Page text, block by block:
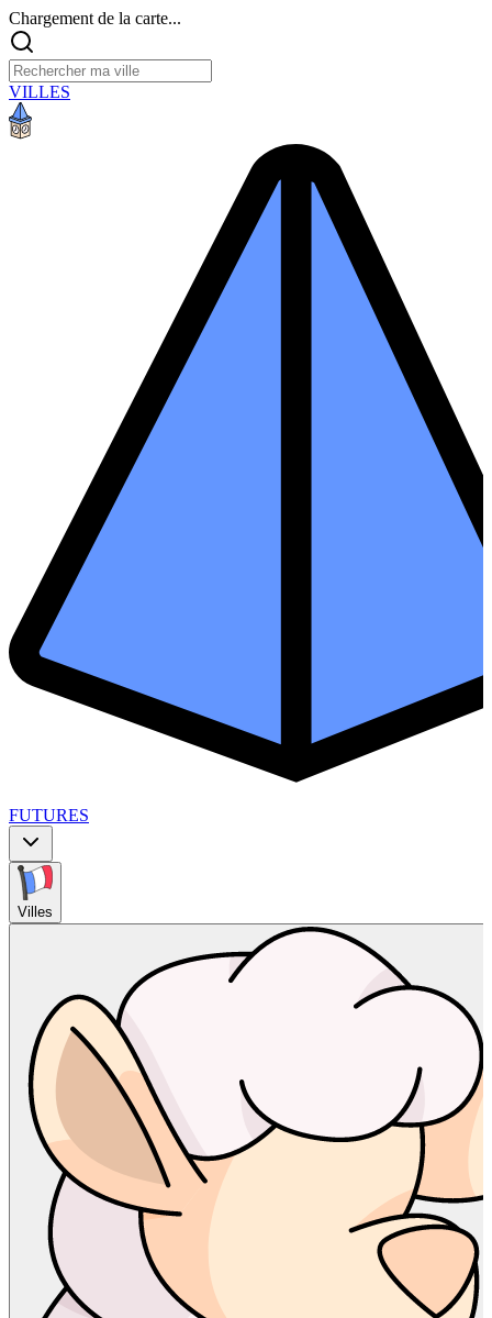
Chargement de la carte...
VILLES
FUTURES
Villes